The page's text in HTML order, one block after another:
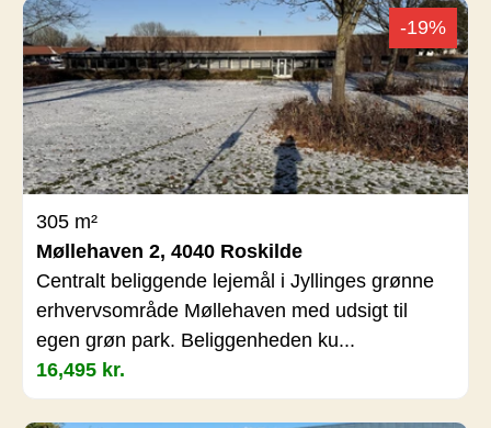
-19%
305 m²
Møllehaven 2, 4040 Roskilde
Centralt beliggende lejemål i Jyllinges grønne
erhvervsområde Møllehaven med udsigt til
egen grøn park. Beliggenheden ku...
16,495 kr.